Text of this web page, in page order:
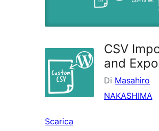
CSV
and
Di Masahiro
NAKASHIMA
Scarica